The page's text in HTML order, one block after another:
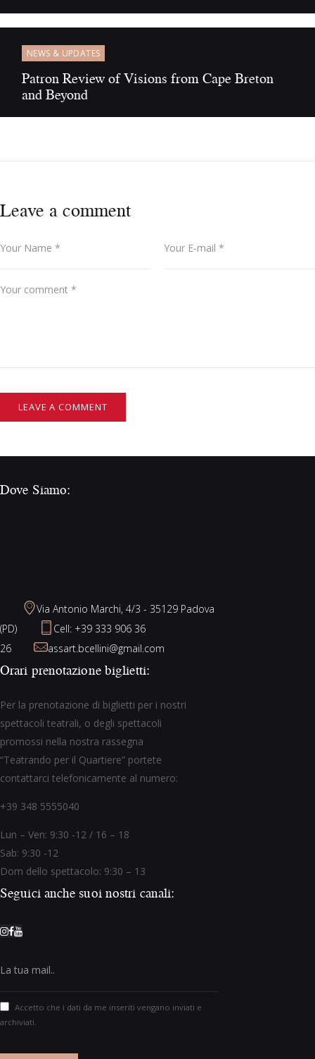
NEWS & UPDATES
Patron Review of Visions from Cape Breton
and Beyond
Leave a comment
Dove Siamo:
Via Antonio Marchi, 4/3 - 35129 Padova
(PD)
Cell: +39 333 906 36
26
assart.bcellini@gmail.com
Orari prenotazione biglietti:
Per la prenotazione di biglietti per i nostri
spettacoli teatrali, o degli spettacoli
promossi nella nostra rassegna
“Teatrando per il Quartiere” portete
contattarci telefonicamente al numero:
+39 348 5555040
Lun – Ven: 9:30 -12 / 16 – 18
Sab: 9:30 -12
Dom dello spettacolo: 9:30 – 13
Seguici anche suoi nostri canali:
Accetto che i dati da me inseriti vengano inviati e
archiviati.